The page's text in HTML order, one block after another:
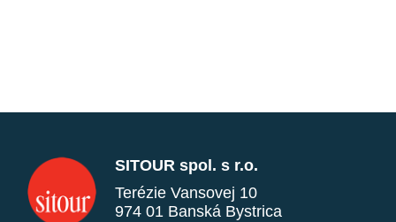
SITOUR spol. s r.o.
Terézie Vansovej 10
974 01 Banská Bystrica